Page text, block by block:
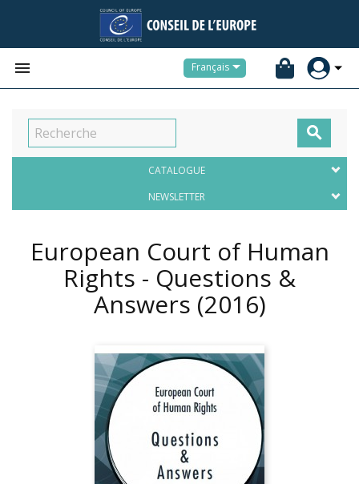
 Français

CATALOGUE
NEWSLETTER
European Court of Human
Rights - Questions &
Answers (2016)